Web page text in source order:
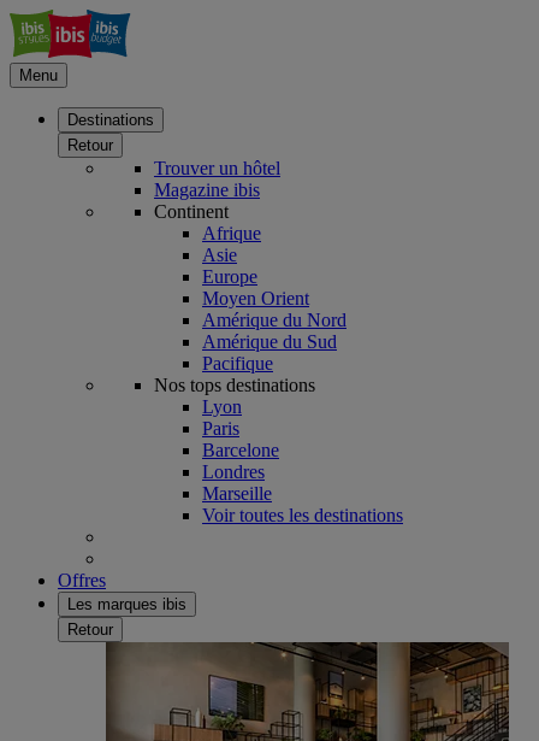
Menu
Destinations
Retour
Trouver un hôtel
Magazine ibis
Continent
Afrique
Asie
Europe
Moyen Orient
Amérique du Nord
Amérique du Sud
Pacifique
Nos tops destinations
Lyon
Paris
Barcelone
Londres
Marseille
Voir toutes les destinations
Offres
Les marques ibis
Retour